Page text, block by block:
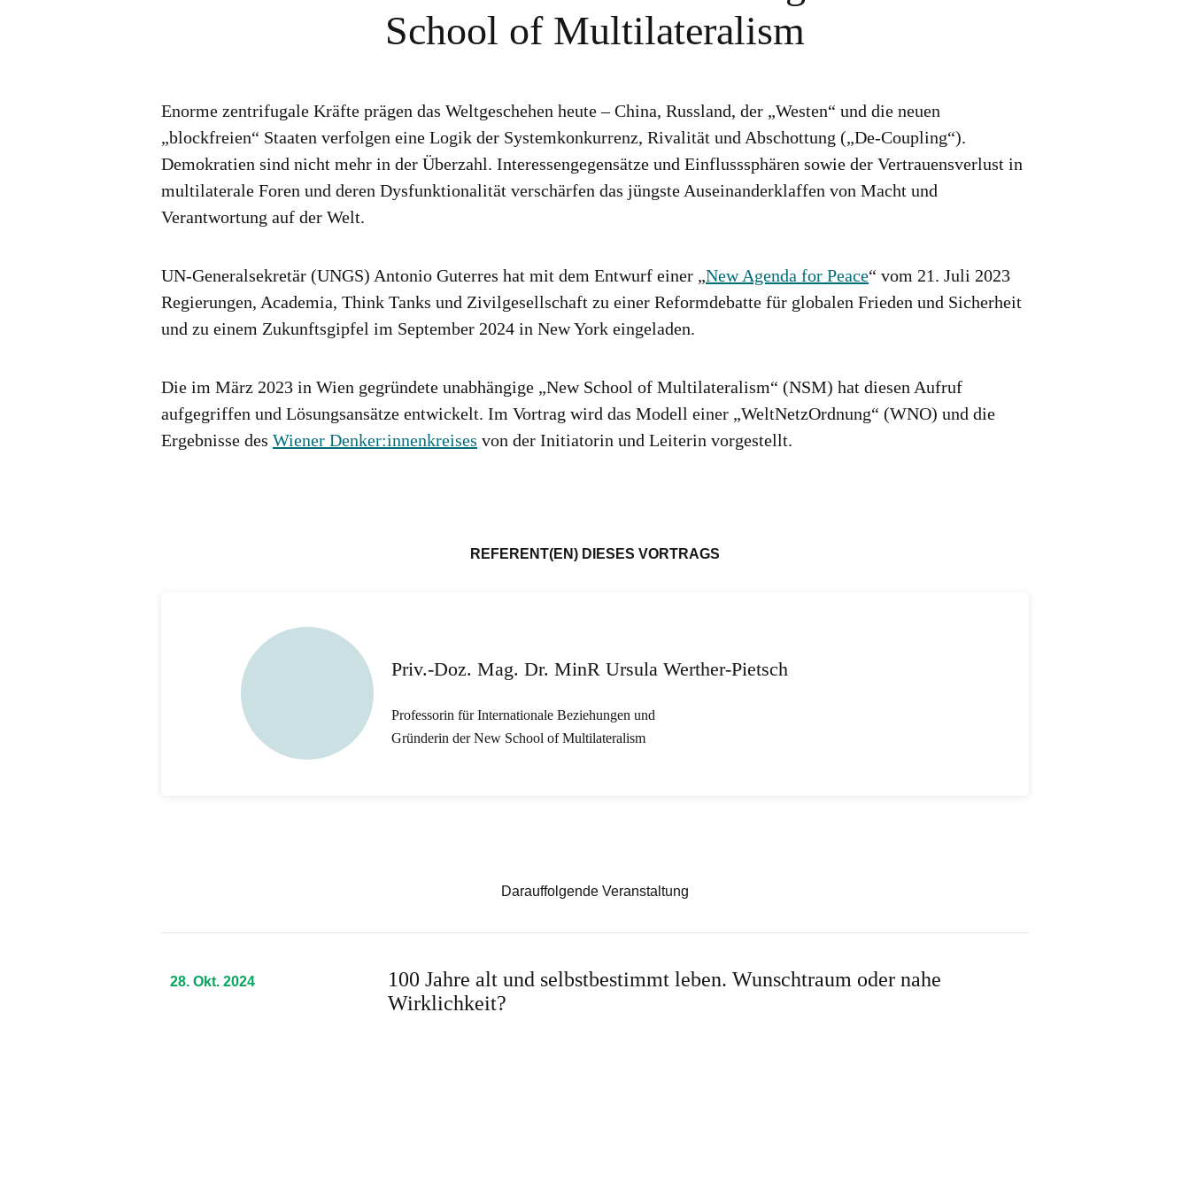
School of Multilateralism
Enorme zentrifugale Kräfte prägen das Weltgeschehen heute – China, Russland, der „Westen“ und die neuen
„blockfreien“ Staaten verfolgen eine Logik der Systemkonkurrenz, Rivalität und Abschottung („De-Coupling“).
Demokratien sind nicht mehr in der Überzahl. Interessengegensätze und Einflusssphären sowie der Vertrauensverlust in
multilaterale Foren und deren Dysfunktionalität verschärfen das jüngste Auseinanderklaffen von Macht und
Verantwortung auf der Welt.
UN-Generalsekretär (UNGS) Antonio Guterres hat mit dem Entwurf einer „New Agenda for Peace“ vom 21. Juli 2023
Regierungen, Academia, Think Tanks und Zivilgesellschaft zu einer Reformdebatte für globalen Frieden und Sicherheit
und zu einem Zukunftsgipfel im September 2024 in New York eingeladen.
Die im März 2023 in Wien gegründete unabhängige „New School of Multilateralism“ (NSM) hat diesen Aufruf
aufgegriffen und Lösungsansätze entwickelt. Im Vortrag wird das Modell einer „WeltNetzOrdnung“ (WNO) und die
Ergebnisse des Wiener Denker:innenkreises von der Initiatorin und Leiterin vorgestellt.
REFERENT(EN) DIESES VORTRAGS
Priv.-Doz. Mag. Dr. MinR Ursula Werther-Pietsch
Professorin für Internationale Beziehungen und
Gründerin der New School of Multilateralism
Darauffolgende Veranstaltung
28. Okt. 2024
100 Jahre alt und selbstbestimmt leben. Wunschtraum oder nahe
Wirklichkeit?